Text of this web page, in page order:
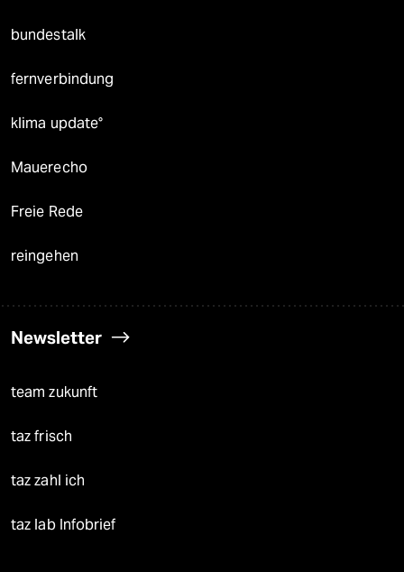
bundestalk
fernverbindung
klima update°
Mauerecho
Freie Rede
reingehen
Newsletter
team zukunft
taz frisch
taz zahl ich
taz lab Infobrief